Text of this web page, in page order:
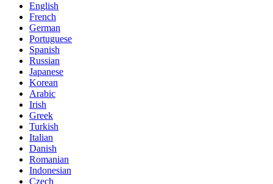
English
French
German
Portuguese
Spanish
Russian
Japanese
Korean
Arabic
Irish
Greek
Turkish
Italian
Danish
Romanian
Indonesian
Czech